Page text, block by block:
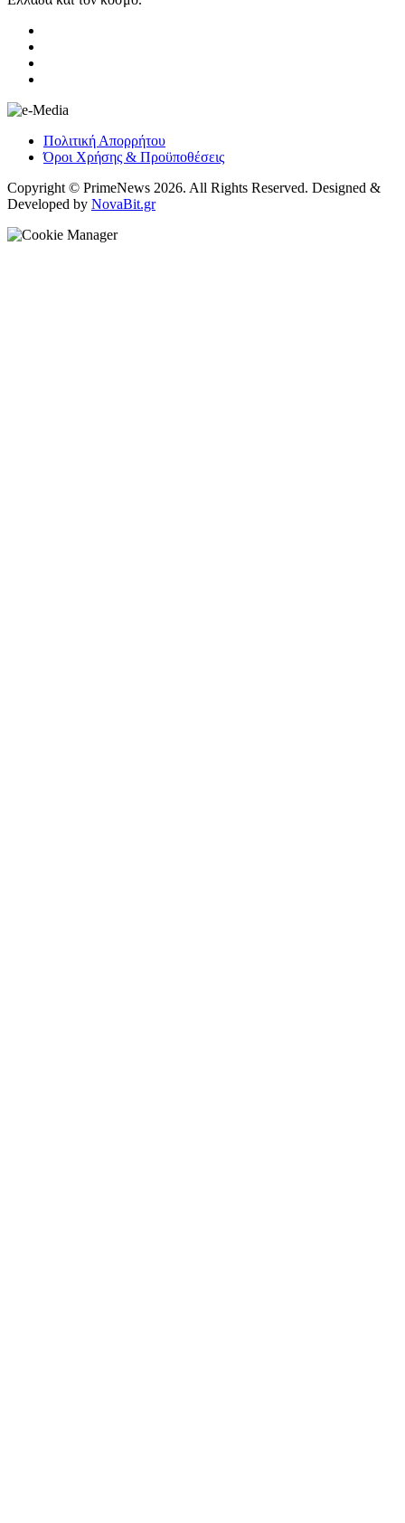
Πολιτική Απορρήτου
Όροι Χρήσης & Προϋποθέσεις
Copyright © PrimeNews 2026. All Rights Reserved. Designed &
Developed by NovaBit.gr